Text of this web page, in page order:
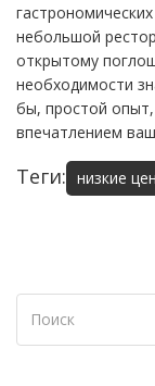
небольшой
открытому
необходимости
бы, простой
впечатлением
Теги: низкие